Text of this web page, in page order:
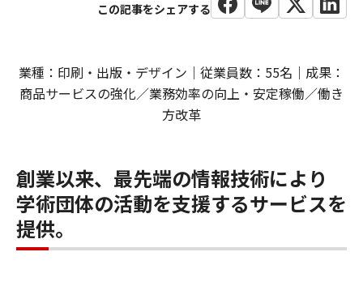
業種：印刷・出版・デザイン｜従業員数：55名｜成果：
商品サービスの強化／業務効率の向上・安定稼働／働き
方改革
創業以来、最先端の情報技術により
学術団体の活動を支援するサービスを
提供。